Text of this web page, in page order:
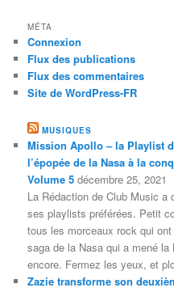
MÉTA
Connexion
Flux des publications
Flux des commentaires
Site de WordPress-FR
MUSIQUES
Mission Apollo – la Playlist
l’épopée de la Nasa à la
Volume 5 décembre 25, 2021
La Rédaction de Club Music a
ses playlists préférées. Petit
tous les morceaux rock qui
saga de la Nasa qui a mené
encore. Fermez les yeux, et
Zazie transforme son